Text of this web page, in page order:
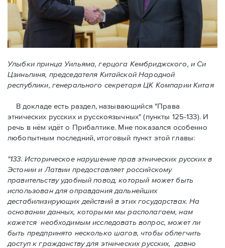
Улыбки принца Уильяма, герцога Кембриджского, и Си
Цзиньпиня, председателя Китайской Народной
республики, генерального секретаря ЦК Компарии Китая
В докладе есть раздел, называющийся "Права
этнических русских и русскоязычных" (пункты 125-133). И
речь в нём идёт о Прибалтике. Мне показался особенно
любопытным последний, итоговый пункт этой главы:
"133. Историческое нарушение прав этнических русских в
Эстонии и Латвии предоставляет российскому
правительству удобный повод, который может быть
использован для оправдания дальнейших
дестабилизирующих действий в этих государствах. На
основании данных, которыми мы располагаем, нам
кажется необходимым исследовать вопрос, может ли
быть предпринято несколько шагов, чтобы облегчить
доступ к гражданству для этнических русских, давно